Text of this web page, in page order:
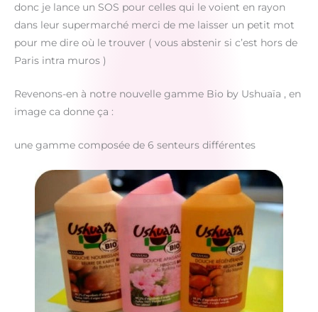
donc je lance un SOS pour celles qui le voient en rayon
dans leur supermarché merci de me laisser un petit mot
pour me dire où le trouver ( vous abstenir si c’est hors de
Paris intra muros )
Revenons-en à notre nouvelle gamme Bio by Ushuaïa , en
image ca donne ça :
une gamme composée de 6 senteurs différentes